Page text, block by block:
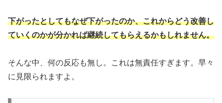
下がったとしてもなぜ下がったのか、これからどう改善し
ていくのかが分かれば継続してもらえるかもしれません。
そんな中、何の反応も無し。これは無責任すぎます。早々
に見限られますよ。